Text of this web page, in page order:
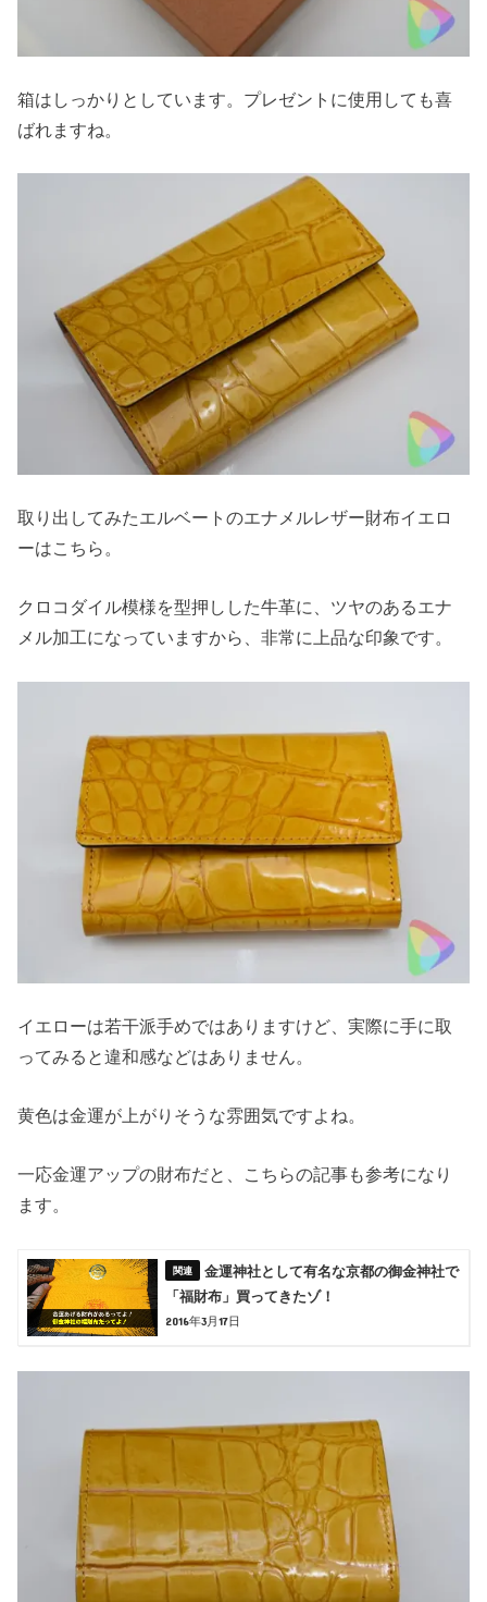
箱はしっかりとしています。プレゼントに使用しても喜
ばれますね。
取り出してみたエルベートのエナメルレザー財布イエロ
ーはこちら。
クロコダイル模様を型押しした牛革に、ツヤのあるエナ
メル加工になっていますから、非常に上品な印象です。
イエローは若干派手めではありますけど、実際に手に取
ってみると違和感などはありません。
黄色は金運が上がりそうな雰囲気ですよね。
一応金運アップの財布だと、こちらの記事も参考になり
ます。
金運神社として有名な京都の御金神社で
「福財布」買ってきたゾ！
2016年3月17日